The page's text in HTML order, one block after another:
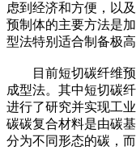
虑到经济和方便，以
预制体的主要方法是
型法特别适合制备极
目前短切碳纤维预
成型法。其中短切碳
进行了研究并实现工业
碳碳复合材料是由碳
分为不同形态的碳，